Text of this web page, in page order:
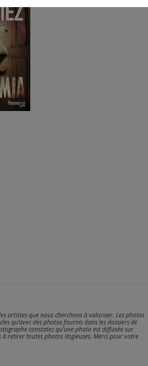
artistes que nous cherchons à valoriser. Les photos
qu’avec des photos fournis dans les dossiers de
constatez qu’une photo est diffusée sur
à retirer toutes photos litigieuses. Merci pour votre